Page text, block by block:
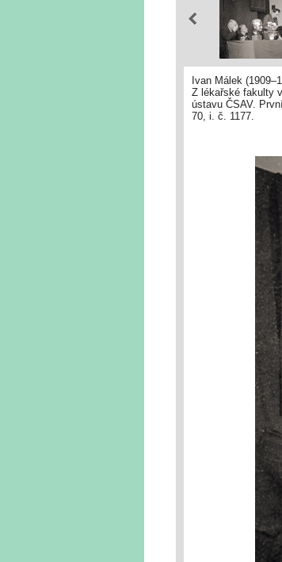
Ivan Málek
Z lékařské fakulty
ústavu ČSAV.
70, i. č. 1177.